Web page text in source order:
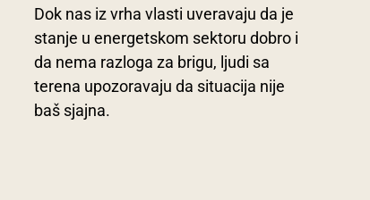
Dok nas iz vrha vlasti uveravaju da je
stanje u energetskom sektoru dobro i
da nema razloga za brigu, ljudi sa
terena upozoravaju da situacija nije
baš sjajna.